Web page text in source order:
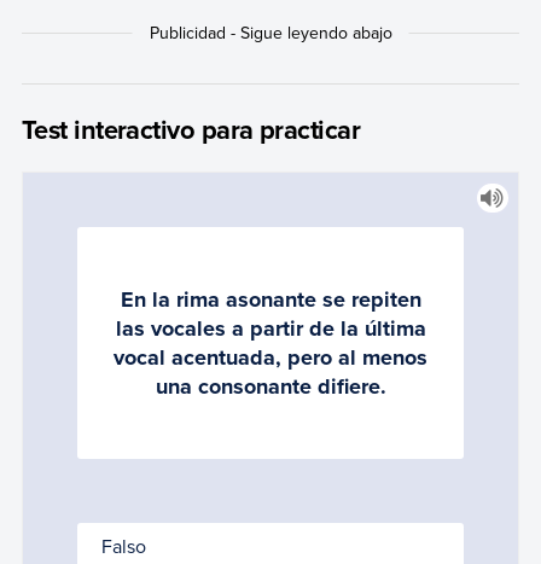
Test interactivo para practicar